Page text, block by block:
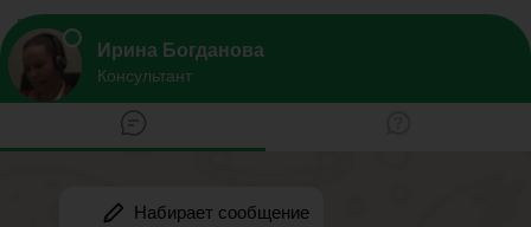
Конституция РФ содержит норму, обязывающую всех граждан
обязывает платить имущественный налоговый сбор ежегодно.
Дача попадает в эту категорию. И даже если у вас маленький
Дачное налогообложение